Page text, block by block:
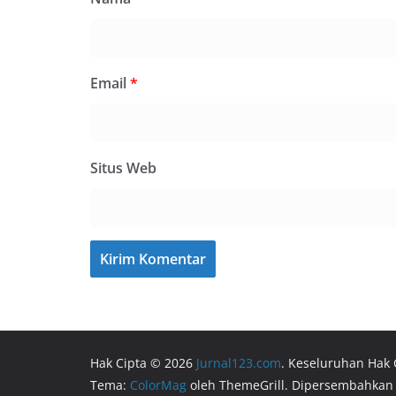
Email*
Situs Web
Hak Cipta © 2026 Jurnal123.com. Keseluruhan Hak
Tema: ColorMag oleh ThemeGrill. Dipersembahkan